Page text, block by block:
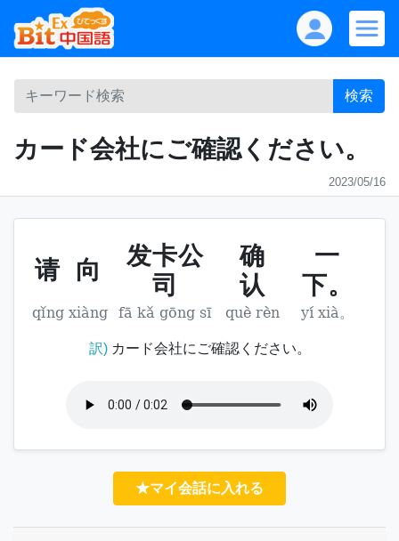
検索
カード会社にご確認ください。
2023/05/16
请 向
发卡公
司
确
认
一
下。
qǐng xiàng fā kǎ gōng sī què rèn yí xià。
訳)カード会社にご確認ください。
★マイ会話に入れる